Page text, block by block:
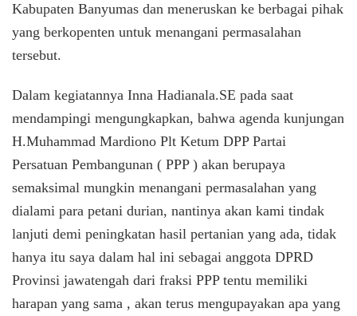
Kabupaten Banyumas dan meneruskan ke berbagai pihak
yang berkopenten untuk menangani permasalahan
tersebut.
Dalam kegiatannya Inna Hadianala.SE pada saat
mendampingi mengungkapkan, bahwa agenda kunjungan
H.Muhammad Mardiono Plt Ketum DPP Partai
Persatuan Pembangunan ( PPP ) akan berupaya
semaksimal mungkin menangani permasalahan yang
dialami para petani durian, nantinya akan kami tindak
lanjuti demi peningkatan hasil pertanian yang ada, tidak
hanya itu saya dalam hal ini sebagai anggota DPRD
Provinsi jawatengah dari fraksi PPP tentu memiliki
harapan yang sama , akan terus mengupayakan apa yang